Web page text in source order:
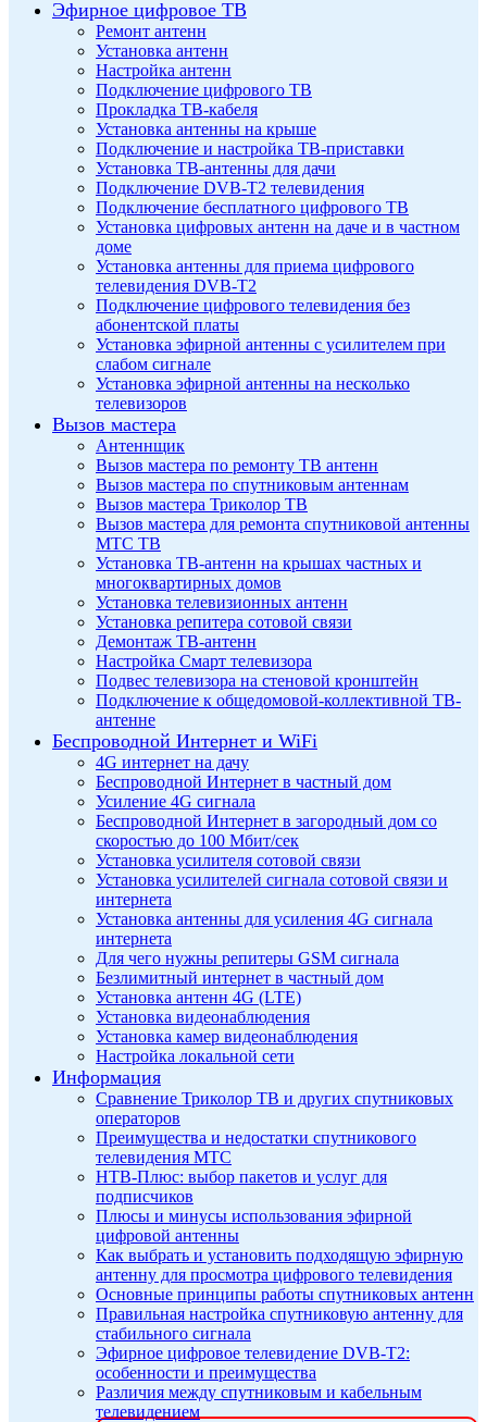
Эфирное цифровое ТВ
Ремонт антенн
Установка антенн
Настройка антенн
Подключение цифрового ТВ
Прокладка ТВ-кабеля
Установка антенны на крыше
Подключение и настройка ТВ-приставки
Установка ТВ-антенны для дачи
Подключение DVB-T2 телевидения
Подключение бесплатного цифрового ТВ
Установка цифровых антенн на даче и в частном
доме
Установка антенны для приема цифрового
телевидения DVB-T2
Подключение цифрового телевидения без
абонентской платы
Установка эфирной антенны с усилителем при
слабом сигнале
Установка эфирной антенны на несколько
телевизоров
Вызов мастера
Антеннщик
Вызов мастера по ремонту ТВ антенн
Вызов мастера по спутниковым антеннам
Вызов мастера Триколор ТВ
Вызов мастера для ремонта спутниковой антенны
МТС ТВ
Установка ТВ-антенн на крышах частных и
многоквартирных домов
Установка телевизионных антенн
Установка репитера сотовой связи
Демонтаж ТВ-антенн
Настройка Смарт телевизора
Подвес телевизора на стеновой кронштейн
Подключение к общедомовой-коллективной ТВ-
антенне
Беспроводной Интернет и WiFi
4G интернет на дачу
Беспроводной Интернет в частный дом
Усиление 4G сигнала
Беспроводной Интернет в загородный дом со
скоростью до 100 Мбит/сек
Установка усилителя сотовой связи
Установка усилителей сигнала сотовой связи и
интернета
Установка антенны для усиления 4G сигнала
интернета
Для чего нужны репитеры GSM сигнала
Безлимитный интернет в частный дом
Установка антенн 4G (LTE)
Установка видеонаблюдения
Установка камер видеонаблюдения
Настройка локальной сети
Информация
Сравнение Триколор ТВ и других спутниковых
операторов
Преимущества и недостатки спутникового
телевидения МТС
НТВ-Плюс: выбор пакетов и услуг для
подписчиков
Плюсы и минусы использования эфирной
цифровой антенны
Как выбрать и установить подходящую эфирную
антенну для просмотра цифрового телевидения
Основные принципы работы спутниковых антенн
Правильная настройка спутниковую антенну для
стабильного сигнала
Эфирное цифровое телевидение DVB-T2:
особенности и преимущества
Различия между спутниковым и кабельным
телевидением